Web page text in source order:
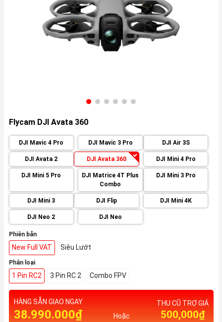
Flycam DJI Avata 360
DJI Mavic 4 Pro DJI Mavic 3 Pro DJI Air 3S
DJI Avata 2 DJI Avata 360 DJI Mini 4 Pro
DJI Mini 5 Pro
DJI Matrice 4T Plus
Combo
DJI Mini 3 Pro
DJI Mini 3 DJI Flip DJI Mini 4K
DJI Neo 2 DJI Neo
Phiên bản
New Full VAT Siêu Lướt
Phân loại
1 Pin RC2 3 Pin RC 2 Combo FPV
HÀNG SẴN GIAO NGAY
38.990.000₫ Hoặc
THU CŨ TRỢ GIÁ
500,000₫